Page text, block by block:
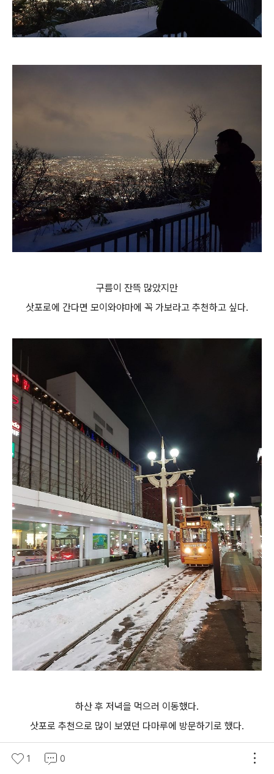
구름이 잔뜩 많았지만
삿포로에 간다면 모이와야마에 꼭 가보라고 추천하고 싶다.
하산 후 저녁을 먹으러 이동했다.
삿포로 추천으로 많이 보였던 다마루에 방문하기로 했다.
스스키노 띠용용한 장소에 위치해있다.
1 0